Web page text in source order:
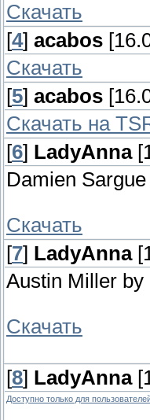
Скачать
[4] acabos
Скачать
[5] acabos
Скачать на
[6] LadyAnna
Damien
Скачать
[7] LadyAnna
Austin Miller by
Скачать
[8] LadyAnna
Доступно только для